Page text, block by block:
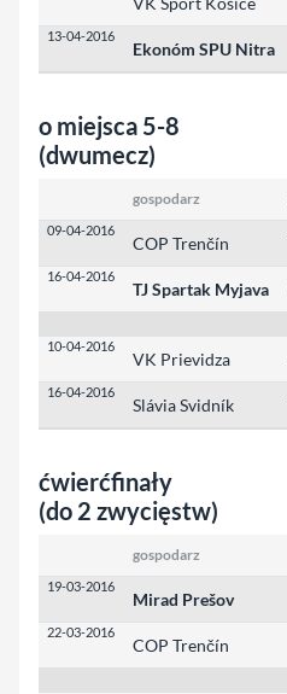
13-04-2016
Ekonóm SPU Nitra
o miejsca 5-8
(dwumecz)
gospodarz
09-04-2016
COP Trenčín
16-04-2016
TJ Spartak Myjava
10-04-2016
VK Prievidza
16-04-2016
Slávia Svidník
ćwierćfinały
(do 2 zwycięstw)
gospodarz
19-03-2016
Mirad Prešov
22-03-2016
COP Trenčín